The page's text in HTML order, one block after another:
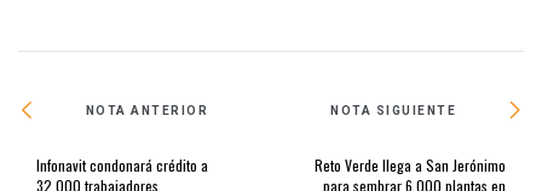
NOTA ANTERIOR
Infonavit condonará crédito a
32,000 trabajadores
NOTA SIGUIENTE
Reto Verde llega a San Jerónimo
para sembrar 6,000 plantas en